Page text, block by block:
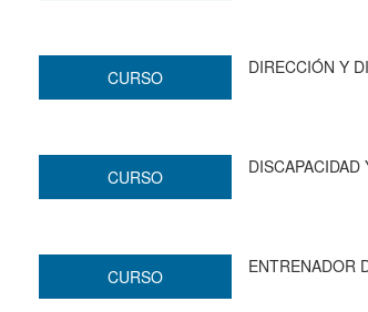
CURSO DIRECCIÓN Y
CURSO DISCAPACIDAD
CURSO ENTRENADOR